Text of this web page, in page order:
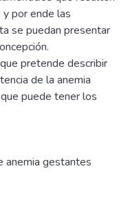
por ende las
se puedan presentar
pretende describir
de la anemia
puede tener los
anemia gestantes